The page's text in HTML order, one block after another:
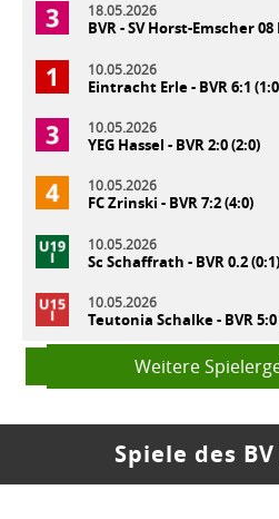
18.05.2026
BVR - SV Horst-Emscher 08
10.05.2026
Eintracht Erle - BVR 6:1
10.05.2026
YEG Hassel - BVR 2:0 (2:0)
10.05.2026
FC Zrinski - BVR 7:2 (4:0)
10.05.2026
Sc Schaffrath - BVR 0.2 (0:1)
10.05.2026
Teutonia Schalke - BVR 5:0
Weitere
Spiele des